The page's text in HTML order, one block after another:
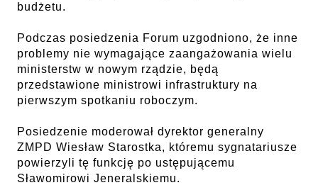
budżetu.
Podczas posiedzenia Forum uzgodniono, że inne
problemy nie wymagające zaangażowania wielu
ministerstw w nowym rządzie, będą
przedstawione ministrowi infrastruktury na
pierwszym spotkaniu roboczym.
Posiedzenie moderował dyrektor generalny
ZMPD Wiesław Starostka, któremu sygnatariusze
powierzyli tę funkcję po ustępującemu
Sławomirowi Jeneralskiemu.